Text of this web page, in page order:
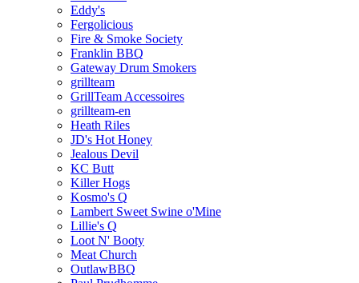
Eddy's
Fergolicious
Fire & Smoke Society
Franklin BBQ
Gateway Drum Smokers
grillteam
GrillTeam Accessoires
grillteam-en
Heath Riles
JD's Hot Honey
Jealous Devil
KC Butt
Killer Hogs
Kosmo's Q
Lambert Sweet Swine o'Mine
Lillie's Q
Loot N' Booty
Meat Church
OutlawBBQ